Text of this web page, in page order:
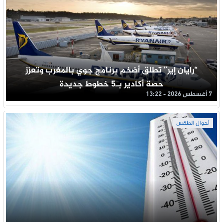
“رايان إير” تطلق أضخم برنامج جوي بالمغرب وتعزز
حصة أكادير بـ5 خطوط جديدة
7 أغسطس 2026 - 13:22
أحوال الطقس